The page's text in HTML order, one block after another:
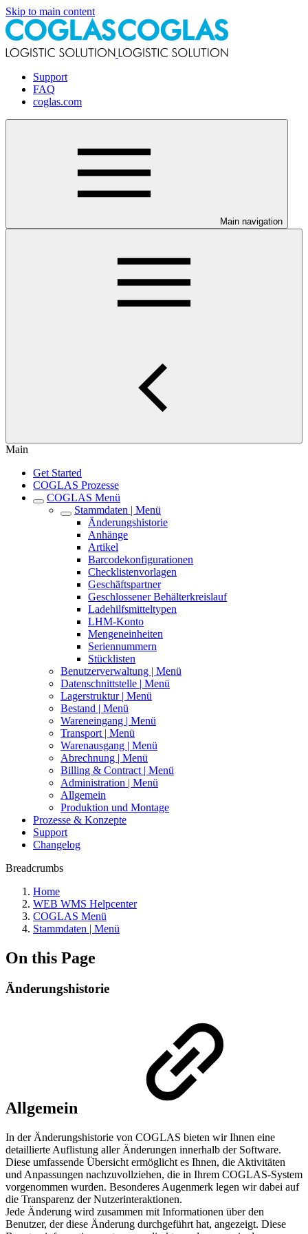
Skip to main content
Support
FAQ
coglas.com
Main navigation
Main
Get Started
COGLAS Prozesse
COGLAS Menü
Stammdaten | Menü
Änderungshistorie
Anhänge
Artikel
Barcodekonfigurationen
Checklistenvorlagen
Geschäftspartner
Geschlossener Behälterkreislauf
Ladehilfsmitteltypen
LHM-Konto
Mengeneinheiten
Seriennummern
Stücklisten
Benutzerverwaltung | Menü
Datenschnittstelle | Menü
Lagerstruktur | Menü
Bestand | Menü
Wareneingang | Menü
Transport | Menü
Warenausgang | Menü
Abrechnung | Menü
Billing & Contract | Menü
Administration | Menü
Allgemein
Produktion und Montage
Prozesse & Konzepte
Support
Changelog
Breadcrumbs
Home
WEB WMS Helpcenter
COGLAS Menü
Stammdaten | Menü
On this Page
Änderungshistorie
Allgemein
In der Änderungshistorie von COGLAS bieten wir Ihnen eine
detaillierte Auflistung aller Änderungen innerhalb der Software.
Diese umfassende Übersicht ermöglicht es Ihnen, die Aktivitäten
und Anpassungen nachzuvollziehen, die in Ihrem COGLAS-System
vorgenommen wurden. Besonderes Augenmerk legen wir dabei auf
die Transparenz der Nutzerinteraktionen.
Jede Änderung wird zusammen mit Informationen über den
Benutzer, der diese Änderung durchgeführt hat, angezeigt. Diese